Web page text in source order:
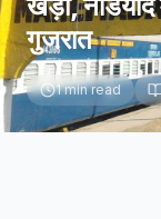
गुजरात
1min read